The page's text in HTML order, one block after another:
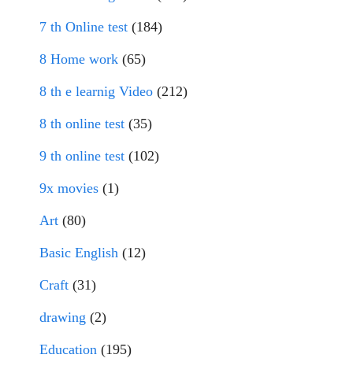
7 th Online test (184)
8 Home work (65)
8 th e learnig Video (212)
8 th online test (35)
9 th online test (102)
9x movies (1)
Art (80)
Basic English (12)
Craft (31)
drawing (2)
Education (195)